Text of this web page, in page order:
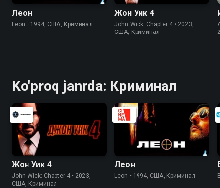
Леон
Leon • 1994, США, Криминал
Жон Уик 4
John Wick: Chapter 4 • 2023,
США, Криминал
Ko'proq janrda: Криминал
Жон Уик 4
John Wick: Chapter 4 • 2023,
США, Криминал
Леон
Leon • 1994, США, Криминал